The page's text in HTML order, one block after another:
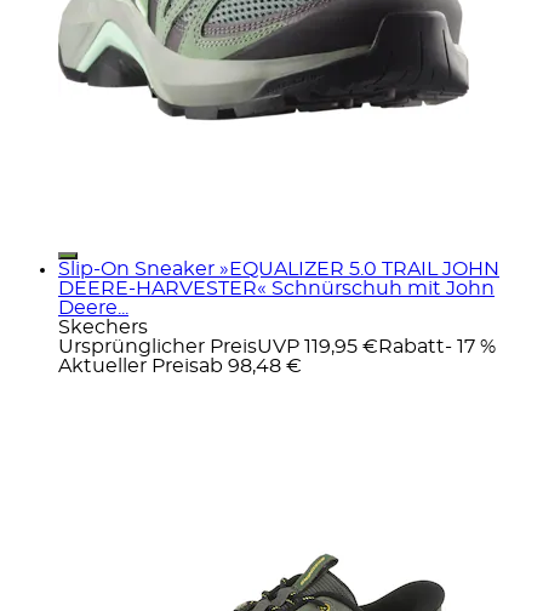
Slip-On Sneaker »EQUALIZER 5.0 TRAIL JOHN
DEERE-HARVESTER« Schnürschuh mit John
Deere...
Skechers
Ursprünglicher PreisUVP 119,95 € Rabatt- 17 %
Aktueller Preisab 98,48 €